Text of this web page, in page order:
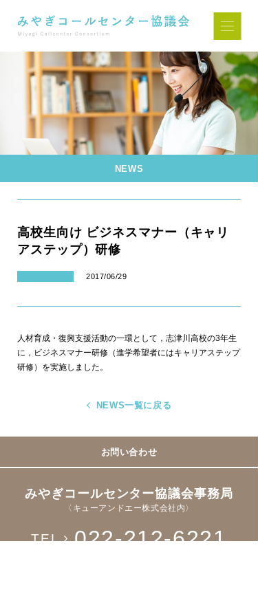
NEWS
高校生向け ビジネスマナー（キャリ
アステップ）研修
2017/06/29
人材育成・復興支援活動の一環として，志津川高校の3年生
に，ビジネスマナー研修（進学希望者にはキャリアステップ
研修）を実施しました。
NEWS一覧に戻る
お問い合わせ
みやぎコールセンター協議会事務局
〈キューアンドエー株式会社内〉
TEL 022-212-6221